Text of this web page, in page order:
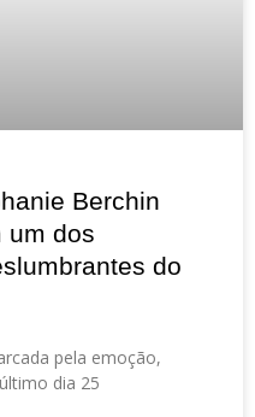
Berchin
um dos
do
pela emoção,
dia 25